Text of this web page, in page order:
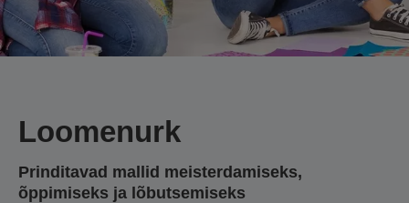
Loomenurk
Prinditavad mallid meisterdamiseks,
õppimiseks ja lõbutsemiseks